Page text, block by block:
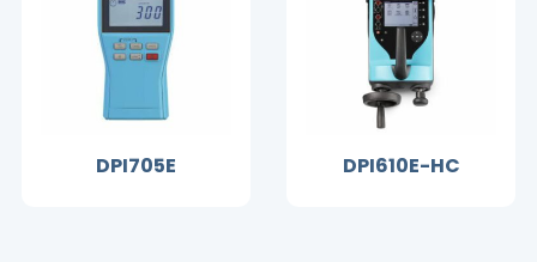
DPI705E DPI610E-HC